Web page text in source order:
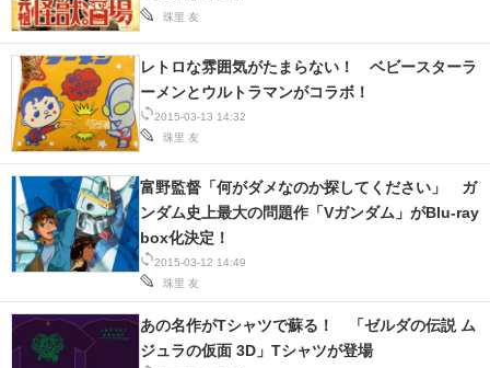
珠里 友
2015-03-13 14:32
珠里 友
レトロな雰囲気がたまらない！ ベビースターラ
ーメンとウルトラマンがコラボ！
2015-03-12 14:49
珠里 友
富野監督「何がダメなのか探してください」 ガ
ンダム史上最大の問題作「Vガンダム」がBlu-ray
box化決定！
あの名作がTシャツで蘇る！ 「ゼルダの伝説 ム
ジュラの仮面 3D」Tシャツが登場